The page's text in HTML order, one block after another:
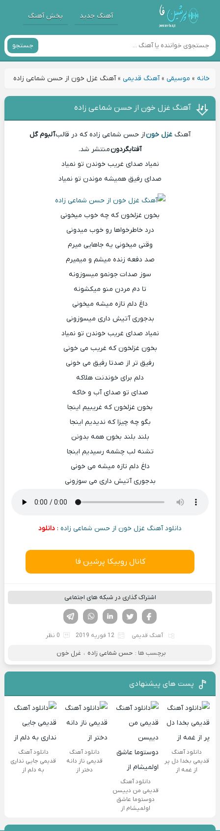
آهنگ جدید پخش آهنگ
جستجو
خانه» موسیقی»آهنگ قدیمی»آهنگ غزل خون از حسن شماعی زاده
آهنگ غزل خون از حسن شماعی زاده
آهنگ غزل خوناز حسن شماعی زاده که در قالبآلبوم گل
آفتابگردونمنتشر شد.
نمیاد صدای غریب خوندن تو نمیاد
صدای رفیق همیشه موندن تو نمیاد
بخون غزلخون که چه خوب میخونی
درد خاطرخواها رو خوب میدونی
وقتی میخونی یه جاهایی میرم
صد دفعه زنده میشم و میمیرم
سوز صدات جونمو میسوزونه
تا دم مردن منو میکشونه
داغ دلم تازه میشه میخونی
بدجوری آتیش داری میسوزونی
نمیاد صدای غریب خوندن تو نمیاد
بخون غزلخون که غریب می خونی
رفیق تر از صدتا رفیق می خونی
دلم برای خوندنت هلاکه
صدای تو صدای آب و خاکه
بخون غزلخون که غریبیم اینجا
بگو چه چیزا که ندیدیم اینجا
بلند بلند بخون همه بدونن
تشنه لب چشمه رسیدیم اینجا
داغ دلم تازه میشه می خونی
بدجوری آتیش داری می سوزونی
دانلود آهنگ غزل خون از حسن شماعی زاده : دانلود
کانال روبیکا پرشین فا
اشتراک گذاری در شبکه های اجتماعی
لینکدین تویتر
فیسوک
آهنگ قدیمی 12 فوریه 2019 0 نظر
برچسب ها : حسن شماعی زاده ، غرل خون
پست های پیشنهادی
دانلود آهنگ
قدیمی بخدا دل پر
از غمه از
دانلود آهنگ
قدیمی من دییسن
دوستوما عاشق
اولمیشام از
دانلود آهنگ
قدیمی ناز دانه
دختر از
دانلود آهنگ
قدیمی جایی نداری
به دلم از